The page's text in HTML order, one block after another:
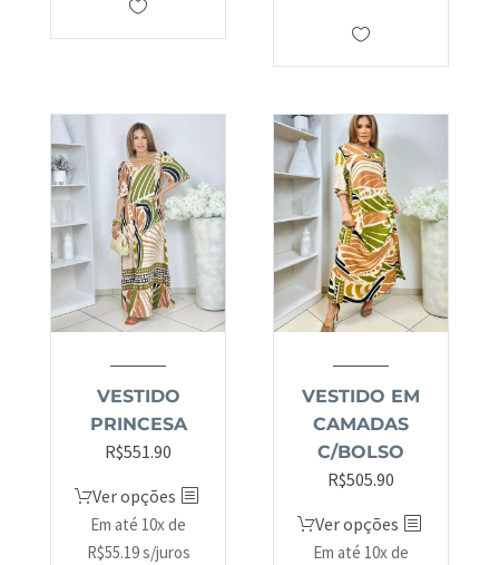
VESTIDO
PRINCESA
R$551.90
Ver opções
Em até 10x de
R$55.19s/juros
VESTIDO EM
CAMADAS
C/BOLSO
R$505.90
Ver opções
Em até 10x de